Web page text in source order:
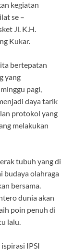
kegiatan
se –
Jl. K.H.
Kukar.
bertepatan
yang
pagi,
daya tarik
protokol yang
melakukan
tubuh yang di
budaya olahraga
bersama.
dunia akan
poin penuh di
lalu.
IPSI